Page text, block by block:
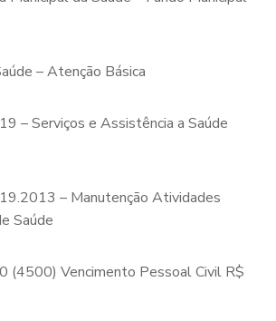
– Atenção Básica
– Serviços e Assistência a Saúde
– Manutenção Atividades
Saúde
(4500) Vencimento Pessoal Civil R$